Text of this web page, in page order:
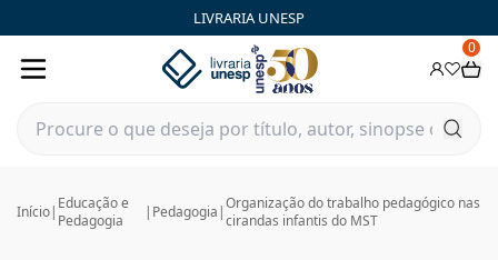
LIVRARIA UNESP
0
Início| Educação e
Pedagogia
| Pedagogia | Organização do trabalho pedagógico nas
cirandas infantis do MST